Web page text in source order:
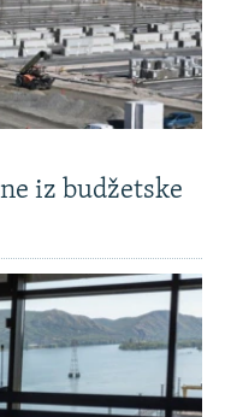
iz budžetske